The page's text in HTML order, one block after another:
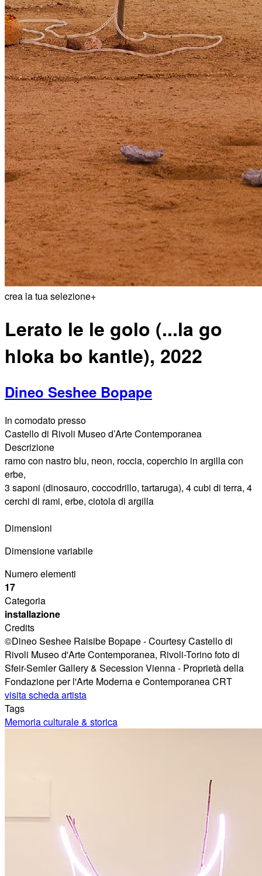
crea la tua selezione+
Lerato le le golo (...la go
hloka bo kantle), 2022
Dineo Seshee Bopape
In comodato presso
Castello di Rivoli Museo d’Arte Contemporanea
Descrizione
ramo con nastro blu, neon, roccia, coperchio in argilla con
erbe,
3 saponi (dinosauro, coccodrillo, tartaruga), 4 cubi di terra, 4
cerchi di rami, erbe, ciotola di argilla
Dimensioni
Dimensione variabile
Numero elementi
17
Categoria
installazione
Credits
©Dineo Seshee Raisibe Bopape - Courtesy Castello di
Rivoli Museo d'Arte Contemporanea, Rivoli-Torino foto di
Sfeir-Semler Gallery & Secession Vienna - Proprietà della
Fondazione per l'Arte Moderna e Contemporanea CRT
visita scheda artista
Tags
Memoria culturale & storica